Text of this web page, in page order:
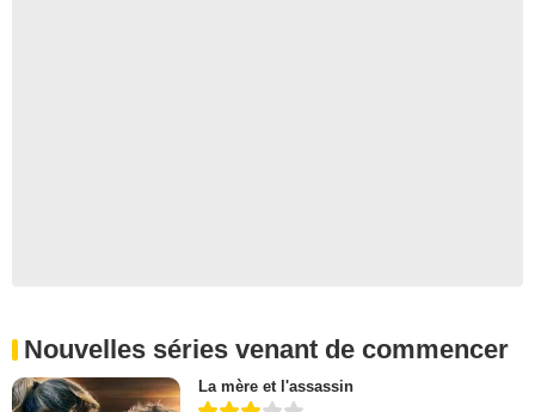
Nouvelles séries venant de commencer
La mère et l'assassin